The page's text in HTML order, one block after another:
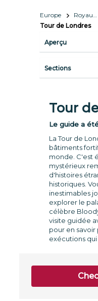
Europe Royaume-Uni
Tour de Londres
Aperçu
Sections
Tour
Le guide a
La Tour de
bâtiments
monde. C'est
mystérieux
d'histoires
historiques.
inestimables
explorer le
célèbre
visite guidée
pour en savoir
exécutions qui